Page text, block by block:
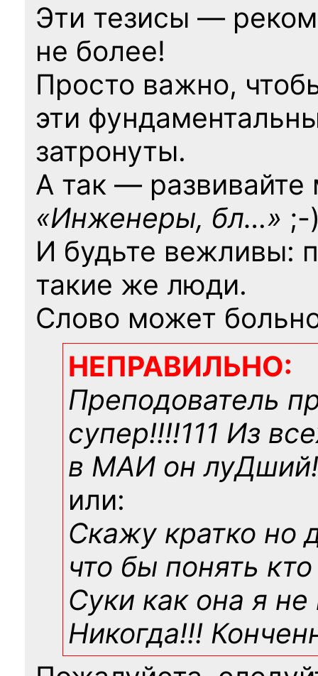
Эти тезисы —
не более!
Просто важно,
эти
затронуты.
А так — развивайте
«Инженеры, бл…» ;-
И будьте вежливы:
такие же люди.
Слово может
НЕПРАВИЛЬНО:
Преподователь
супер!!!!111 Из
в МАИ он
или:
Скажу кратко но
что бы понять
Суки как она я не
Никогда!!!